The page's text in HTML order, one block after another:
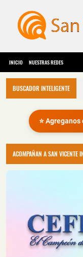
INICIO NUESTRAS REDES
BUSCADOR INTELIGENTE
⭐
ACOMPAÑAN A SAN VICENTE